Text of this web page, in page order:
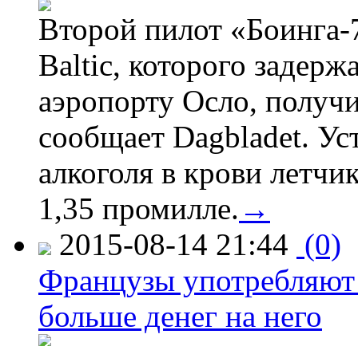
Второй пилот
Baltic, которого
аэропорту Осло,
сообщает Dagbladet.
алкоголя в крови
1,35 промилле. →
2015-08-14 21:44 (0)
Французы
больше денег на него